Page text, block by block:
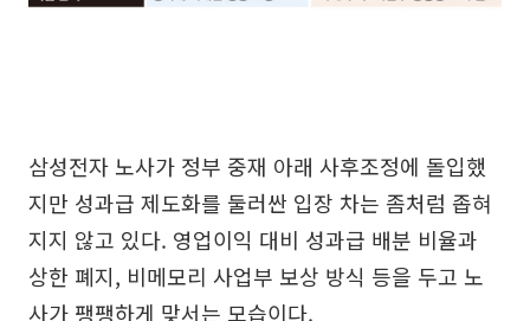
삼성전자 노사가 정부 중재 아래 사후조정에 돌입했
지만 성과급 제도화를 둘러싼 입장 차는 좀처럼 좁혀
지지 않고 있다. 영업이익 대비 성과급 배분 비율과
상한 폐지, 비메모리 사업부 보상 방식 등을 두고 노
사가 팽팽하게 맞서는 모습이다.